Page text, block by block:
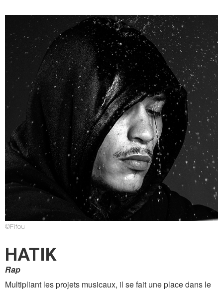
©Fifou
HATIK
Rap
Multipliant les projets musicaux, il se fait une place dans le